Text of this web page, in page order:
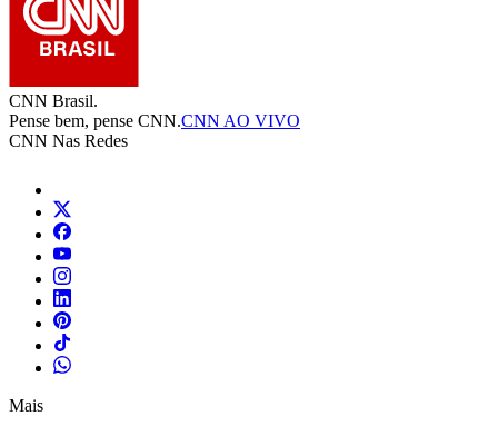
CNN Brasil.
Pense bem, pense CNN.CNN AO VIVO
CNN Nas Redes
Mais